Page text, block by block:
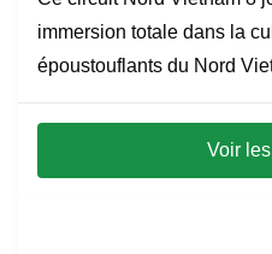
immersion totale dans la
époustouflants du Nord
Hanoi,...
Voir